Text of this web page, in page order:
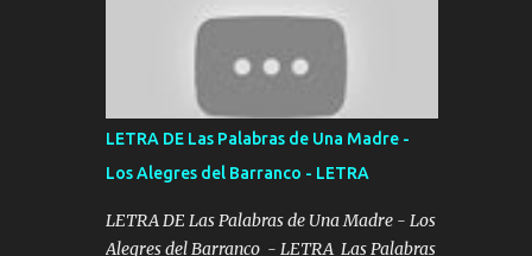
reglas no secuestr0 no r0bar De La C giró la
orden nos comanda el doble P bien firmes
con Alto PRIETO y la camisa es color Verde y
peleam0s la Bandera por todita a la ciudad
con los drones patrullando la Frontera De
blancas ya hace falta mi APA FLACO verde
se le extraña pa que sepan Aquí Pura GENTE
DE LA RANA 🐸 POR CLAVE ES EL CALI 4
LETRA DE Las Palabras de Una Madre -
Los Alegres del Barranco - LETRA
LETRA DE Las Palabras de Una Madre - Los
Alegres del Barranco - LETRA Las Palabras